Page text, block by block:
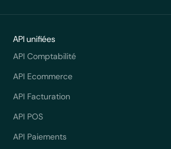
API unifiées
API Comptabilité
API Ecommerce
API Facturation
API POS
API Paiements